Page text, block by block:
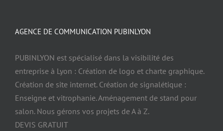
AGENCE DE COMMUNICATION PUBINLYON
PUBINLYON est spécialisé dans la visibilité des
entreprise à Lyon : Création de logo et charte graphique.
Création de site internet. Création de signalétique :
Enseigne et vitrophanie. Aménagement de stand pour
salon. Nous gérons vos projets de A à Z.
DEVIS GRATUIT